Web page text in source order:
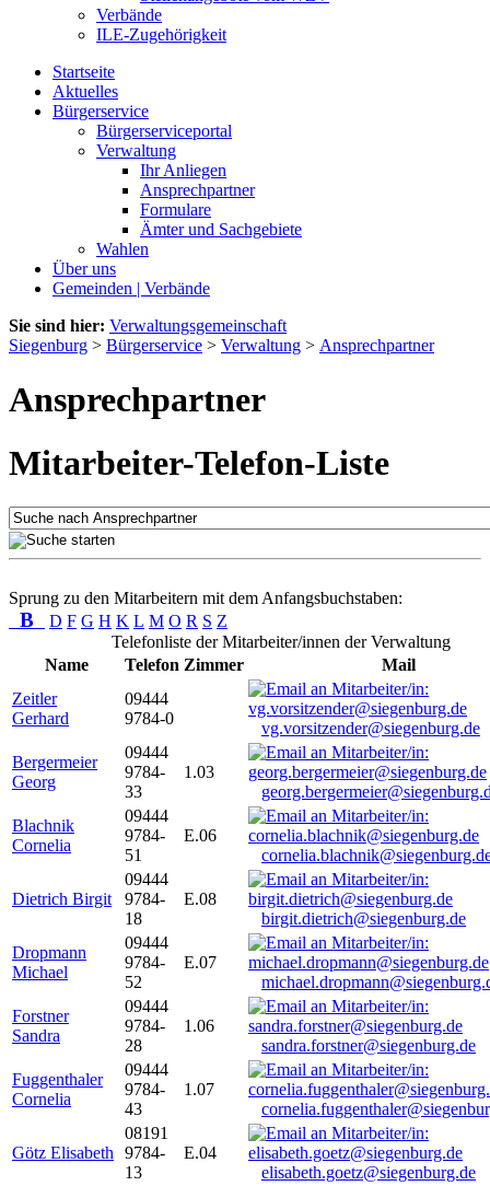
Verbände
ILE-Zugehörigkeit
Startseite
Aktuelles
Bürgerservice
Bürgerserviceportal
Verwaltung
Ihr Anliegen
Ansprechpartner
Formulare
Ämter und Sachgebiete
Wahlen
Über uns
Gemeinden | Verbände
Sie sind hier: Verwaltungsgemeinschaft
Siegenburg > Bürgerservice > Verwaltung > Ansprechpartner
Ansprechpartner
Mitarbeiter-Telefon-Liste
Sprung zu den Mitarbeitern mit dem Anfangsbuchstaben:
B D F G H K L M O R S Z
Telefonliste der Mitarbeiter/innen der Verwaltung
Name
Telefon Zimmer
Mail
Zeitler
Gerhard
09444
9784-0
vg.vorsitzender@siegenburg.de
Bergermeier
Georg
09444
9784-
33
1.03
Blachnik
Cornelia
09444
9784-
51
E.06
Dietrich Birgit
09444
9784-
18
E.08
birgit.dietrich@siegenburg.de
Dropmann
Michael
09444
9784-
52
E.07
Forstner
Sandra
09444
9784-
28
1.06
sandra.forstner@siegenburg.de
Fuggenthaler
Cornelia
09444
9784-
43
1.07
Götz Elisabeth
08191
9784-
13
E.04
elisabeth.goetz@siegenburg.de